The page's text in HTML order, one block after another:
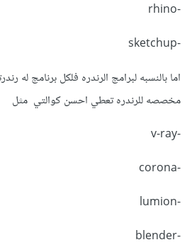
-rhino
-sketchup
اما بالنسبه لبرامج الرندره فلكل برنامج له
مخصصه للرندره تعطي احسن كوالتي مثل
-v-ray
-corona
-lumion
-blender